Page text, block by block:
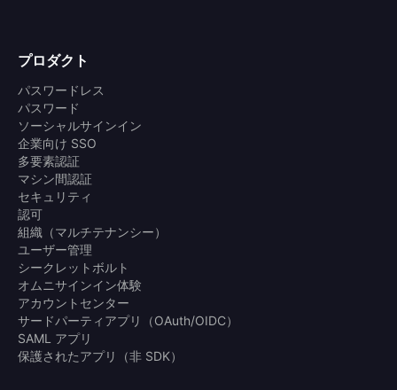
プロダクト
パスワードレス
パスワード
ソーシャルサインイン
企業向け SSO
多要素認証
マシン間認証
セキュリティ
認可
組織（マルチテナンシー）
ユーザー管理
シークレットボルト
オムニサインイン体験
アカウントセンター
サードパーティアプリ（OAuth/OIDC）
SAML アプリ
保護されたアプリ（非 SDK）